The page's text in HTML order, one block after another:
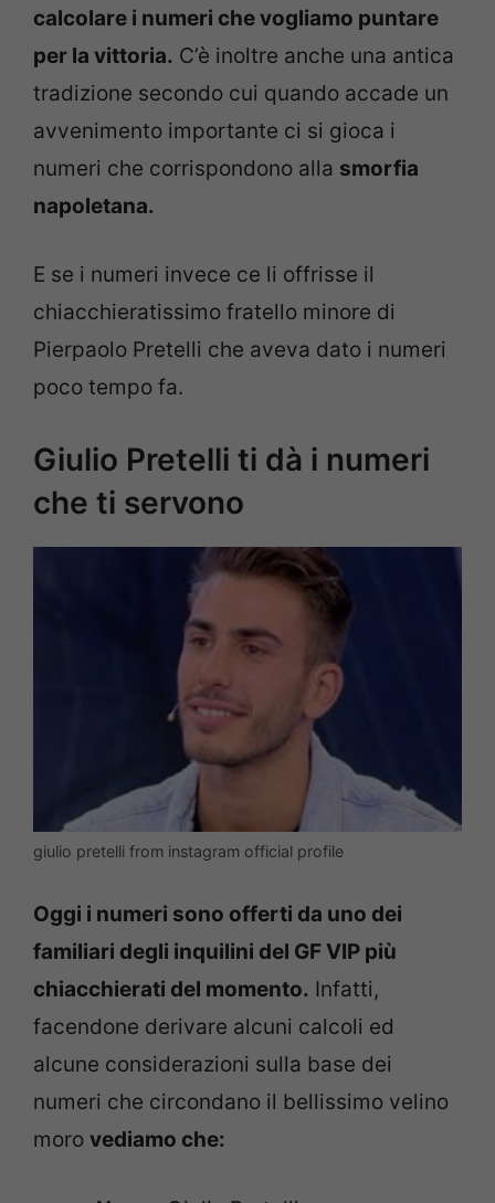
calcolare i numeri che vogliamo puntare
per la vittoria. C’è inoltre anche una antica
tradizione secondo cui quando accade un
avvenimento importante ci si gioca i
numeri che corrispondono alla smorfia
napoletana.
E se i numeri invece ce li offrisse il
chiacchieratissimo fratello minore di
Pierpaolo Pretelli che aveva dato i numeri
poco tempo fa.
Giulio Pretelli ti dà i numeri
che ti servono
giulio pretelli from instagram official profile
Oggi i numeri sono offerti da uno dei
familiari degli inquilini del GF VIP più
chiacchierati del momento. Infatti,
facendone derivare alcuni calcoli ed
alcune considerazioni sulla base dei
numeri che circondano il bellissimo velino
moro vediamo che: